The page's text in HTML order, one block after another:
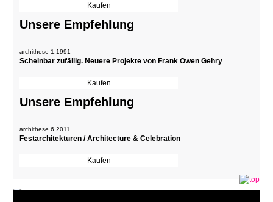
Unsere Empfehlung
archithese 1.1991
Scheinbar zufällig. Neuere Projekte von Frank Owen Gehry
Unsere Empfehlung
archithese 6.2011
Festarchitekturen / Architecture & Celebration